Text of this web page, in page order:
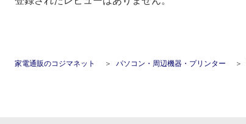
家電通販のコジマネット パソコン・周辺機器・プリンター